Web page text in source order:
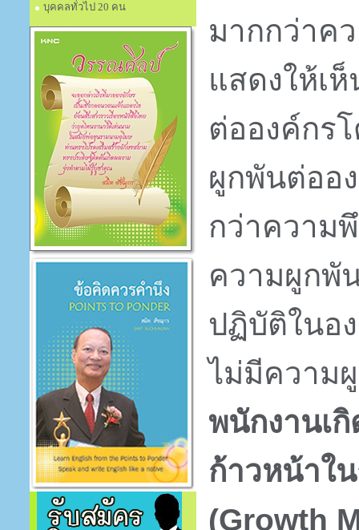
บุคคลทั่วไป 20 คน
มากกว่าค
แสดงให้เ
ต่อองค์กร
ผูกพันต่ออ
กว่าความ
ความผูกพั
ปฏิบัติในอ
ไม่มีความ
พนักงานเ
ก้าวหน้าใ
(Growth